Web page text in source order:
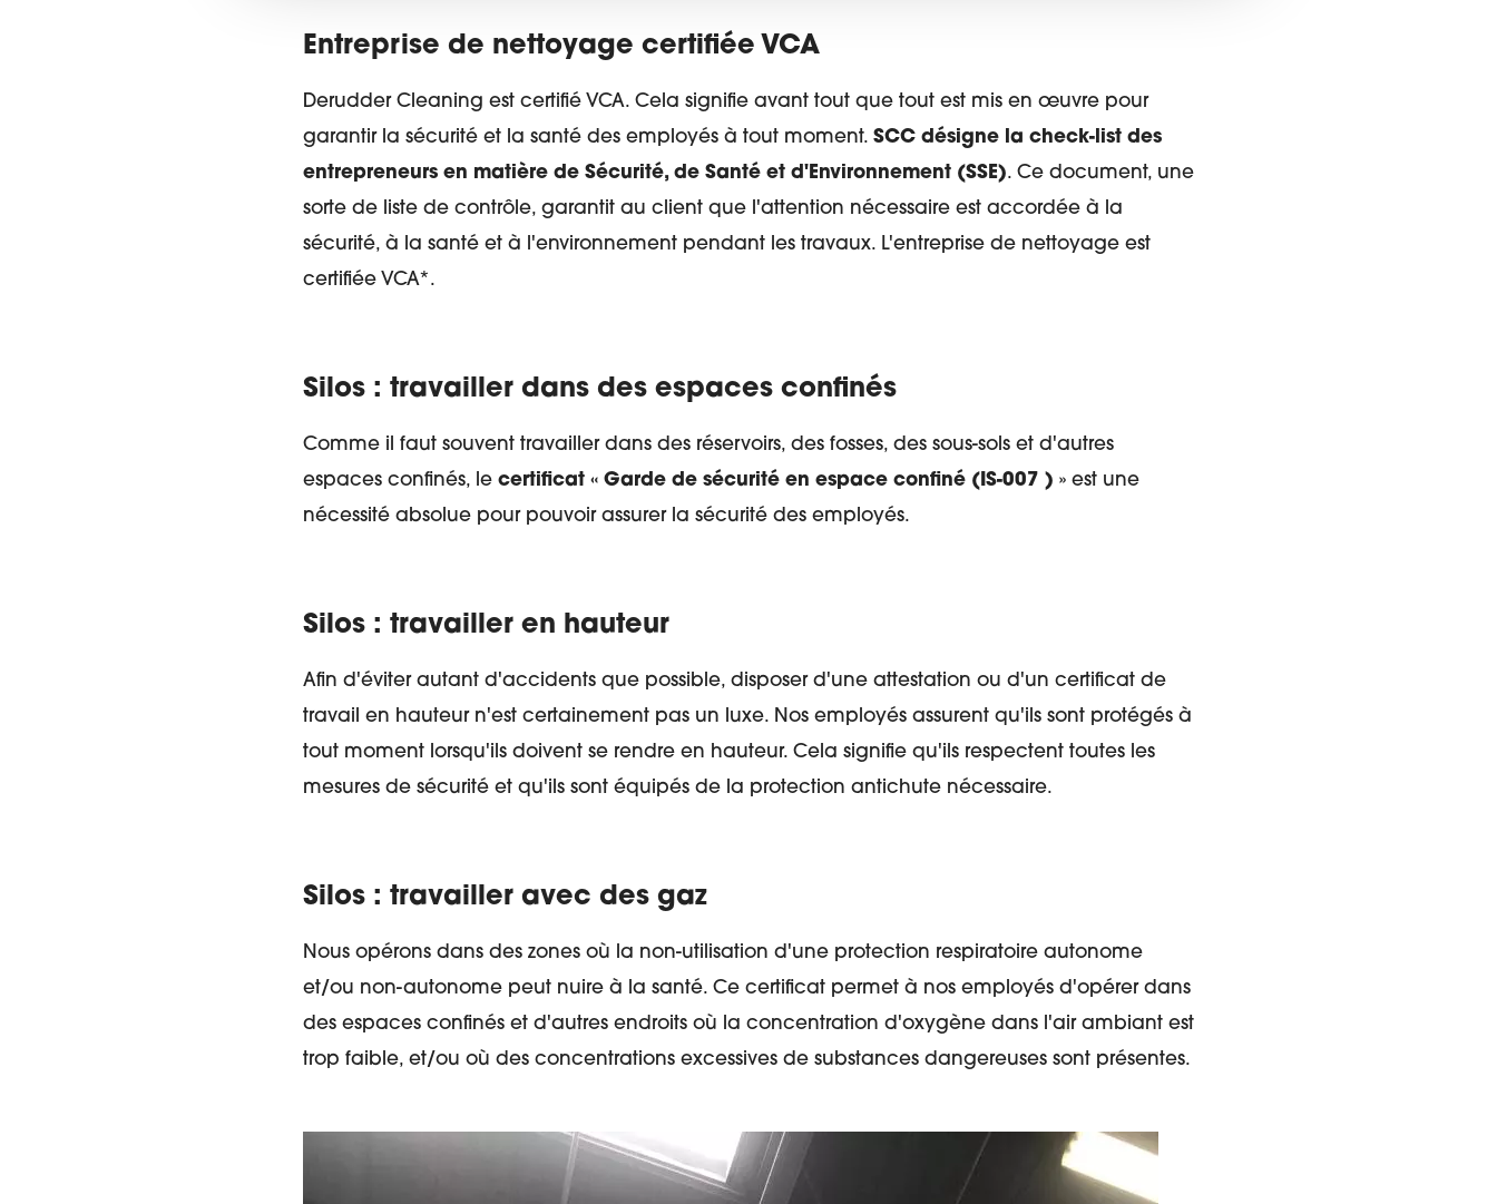
Entreprise de nettoyage certifiée VCA
Derudder Cleaning est certifié VCA. Cela signifie avant tout que tout est mis en œuvre pour
garantir la sécurité et la santé des employés à tout moment. SCC désigne la check-list des
entrepreneurs en matière de Sécurité, de Santé et d'Environnement (SSE). Ce document, une
sorte de liste de contrôle, garantit au client que l'attention nécessaire est accordée à la
sécurité, à la santé et à l'environnement pendant les travaux. L'entreprise de nettoyage est
certifiée VCA*.
Silos : travailler dans des espaces confinés
Comme il faut souvent travailler dans des réservoirs, des fosses, des sous-sols et d'autres
espaces confinés, le certificat « Garde de sécurité en espace confiné (IS-007 ) » est une
nécessité absolue pour pouvoir assurer la sécurité des employés.
Silos : travailler en hauteur
Afin d'éviter autant d'accidents que possible, disposer d'une attestation ou d'un certificat de
travail en hauteur n'est certainement pas un luxe. Nos employés assurent qu'ils sont protégés à
tout moment lorsqu'ils doivent se rendre en hauteur. Cela signifie qu'ils respectent toutes les
mesures de sécurité et qu'ils sont équipés de la protection antichute nécessaire.
Silos : travailler avec des gaz
Nous opérons dans des zones où la non-utilisation d'une protection respiratoire autonome
et/ou non-autonome peut nuire à la santé. Ce certificat permet à nos employés d'opérer dans
des espaces confinés et d'autres endroits où la concentration d'oxygène dans l'air ambiant est
trop faible, et/ou où des concentrations excessives de substances dangereuses sont présentes.